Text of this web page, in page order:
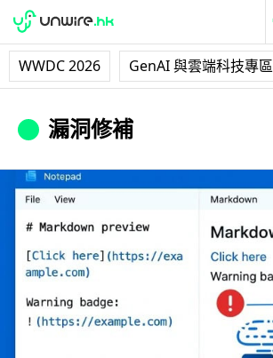
WWDC 2026 GenAI 與雲端科技專區
漏洞修補